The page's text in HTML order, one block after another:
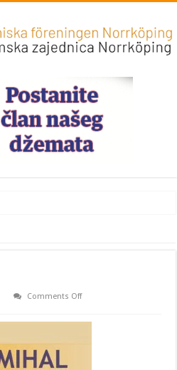
Comments Offon